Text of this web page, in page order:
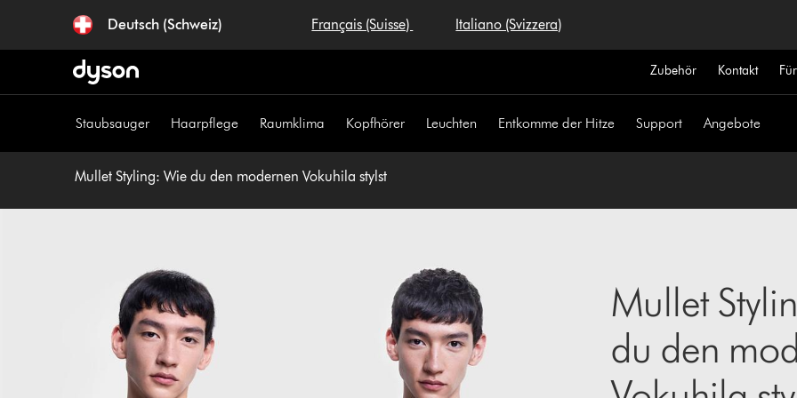
überspringen
Deutsch (Schweiz) Français (Suisse) Italiano (Svizzera)
Zubehör Kontakt
Staubsauger Haarpflege Raumklima Kopfhörer Leuchten Entkomme der Hitze Support Angebote
Mullet Styling: Wie du den modernen Vokuhila stylst
Mullet
du den